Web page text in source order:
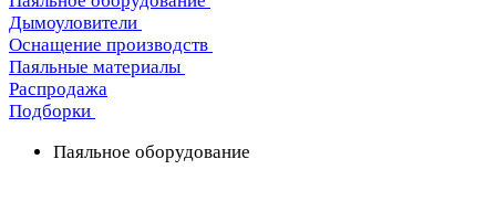
Дымоуловители
Оснащение производств
Паяльные материалы
Распродажа
Подборки
Паяльное оборудование